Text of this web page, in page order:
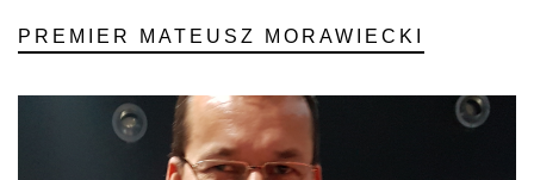
PREMIER MATEUSZ MORAWIECKI